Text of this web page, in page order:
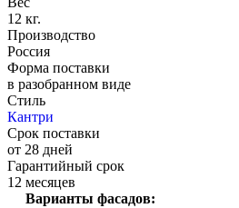
12 кг.
Производство
Россия
Форма поставки
в разобранном виде
Стиль
Кантри
Срок поставки
от 28 дней
Гарантийный срок
12 месяцев
Варианты фасадов: